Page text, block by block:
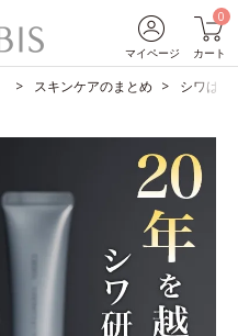
マイページ
0
カート
スキンケアのまとめ シワは